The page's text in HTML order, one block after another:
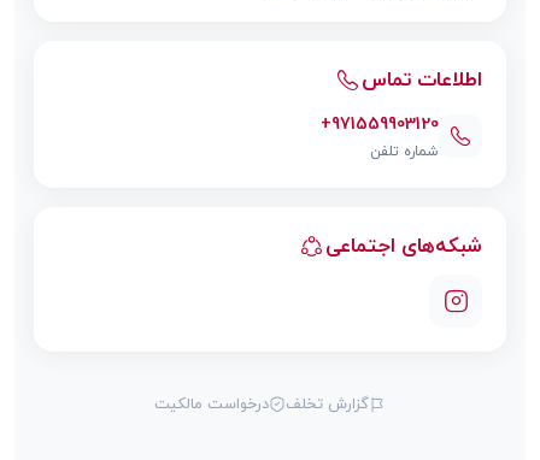
اطلاعات تماس
+971559903120
شماره تلفن
شبکه‌های اجتماعی
گزارش تخلف درخواست مالکیت